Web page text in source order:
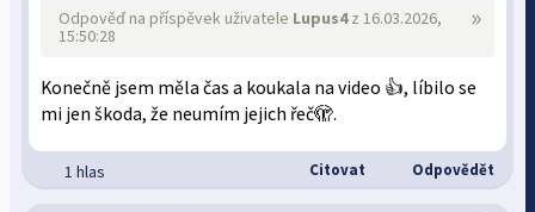
»
Odpověď na příspěvek uživatele Lupus4z 16.03.2026,
15:50:28
Konečně jsem měla čas a koukala na video 👍, líbilo se
mi jen škoda, že neumím jejich řeč🫣.
1 hlas Citovat Odpovědět